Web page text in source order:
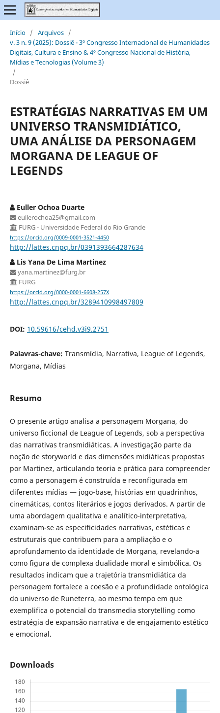
Início / Arquivos /
v. 3 n. 9 (2025): Dossiê - 3º Congresso Internacional de Humanidades
Digitais, Cultura e Ensino & 4º Congresso Nacional de História,
Mídias e Tecnologias (Volume 3)
/
Dossiê
ESTRATÉGIAS NARRATIVAS EM UM
UNIVERSO TRANSMIDIÁTICO,
UMA ANÁLISE DA PERSONAGEM
MORGANA DE LEAGUE OF
LEGENDS
Euller Ochoa Duarte
eullerochoa25@gmail.com
FURG - Universidade Federal do Rio Grande
https://orcid.org/0009-0001-3521-4450
http://lattes.cnpq.br/0391393664287634
Lis Yana De Lima Martinez
yana.martinez@furg.br
FURG
https://orcid.org/0000-0001-6608-257X
http://lattes.cnpq.br/3289410998497809
DOI: 10.59616/cehd.v3i9.2751
Palavras-chave: Transmídia, Narrativa, League of Legends,
Morgana, Mídias
Resumo
O presente artigo analisa a personagem Morgana, do
universo ficcional de League of Legends, sob a perspectiva
das narrativas transmidiáticas. A investigação parte da
noção de storyworld e das dimensões midiáticas propostas
por Martinez, articulando teoria e prática para compreender
como a personagem é construída e reconfigurada em
diferentes mídias — jogo-base, histórias em quadrinhos,
cinemáticas, contos literários e jogos derivados. A partir de
uma abordagem qualitativa e analítico-interpretativa,
examinam-se as especificidades narrativas, estéticas e
estruturais que contribuem para a ampliação e o
aprofundamento da identidade de Morgana, revelando-a
como figura de complexa dualidade moral e simbólica. Os
resultados indicam que a trajetória transmidiática da
personagem fortalece a coesão e a profundidade ontológica
do universo de Runeterra, ao mesmo tempo em que
exemplifica o potencial do transmedia storytelling como
estratégia de expansão narrativa e de engajamento estético
e emocional.
Downloads